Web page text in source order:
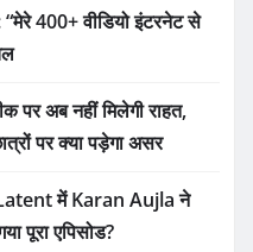
400+ वीडियो इंटरनेट से
अब नहीं मिलेगी राहत,
पर क्या पड़ेगा असर
में Karan Aujla ने
पूरा एपिसोड?